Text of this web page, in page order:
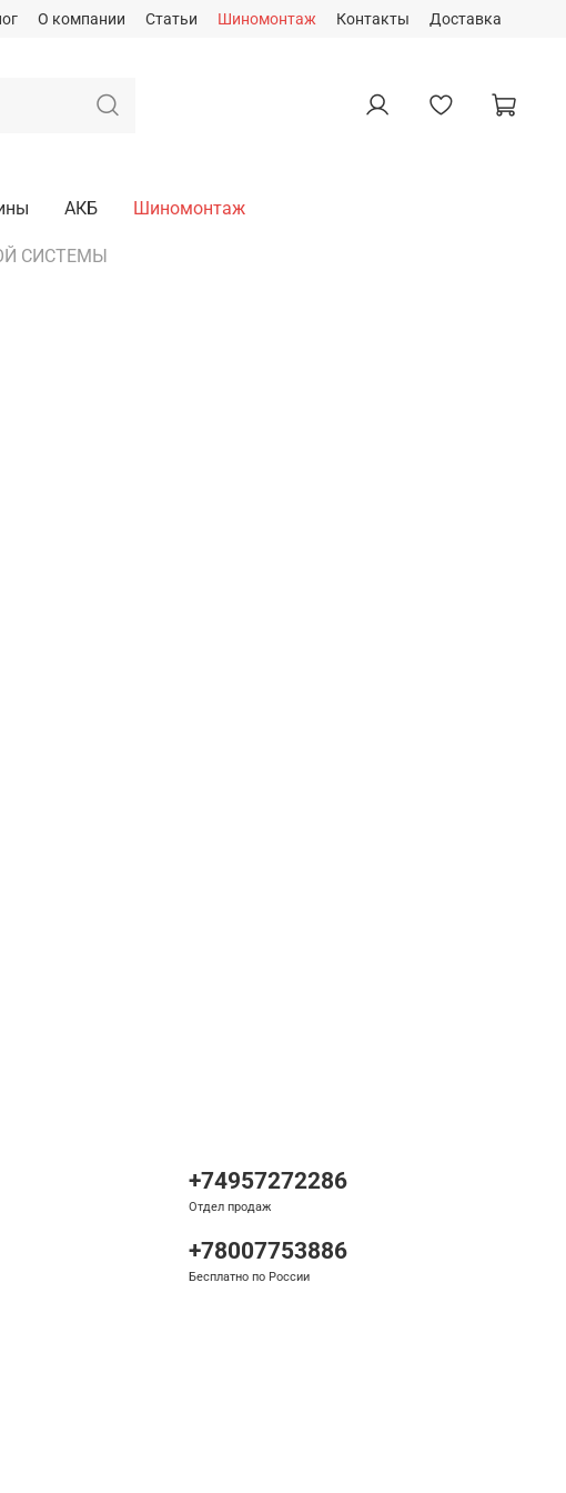
О компании Статьи Шиномонтаж Контакты Доставка
АКБ Шиномонтаж
СИСТЕМЫ
+74957272286
Отдел продаж
+78007753886
Бесплатно по России